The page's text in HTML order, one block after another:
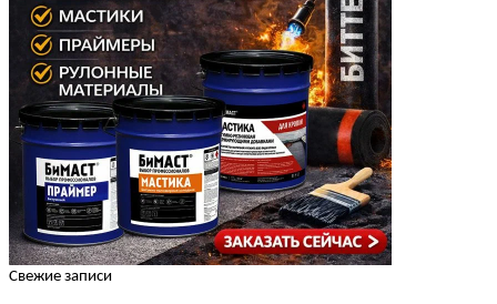
Свежие записи